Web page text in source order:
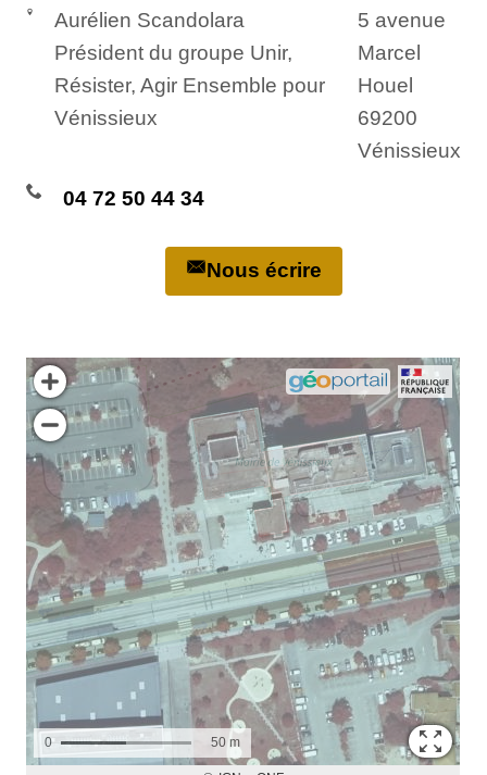
Aurélien Scandolara
Président du groupe Unir,
Résister, Agir Ensemble pour
Vénissieux
5 avenue
Marcel
Houel
69200
Vénissieux
04 72 50 44 34
Nous écrire